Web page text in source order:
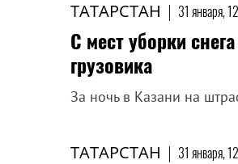
ТАТАРСТАН | 31 января,
С мест уборки
грузовика
За ночь в Казани на
ТАТАРСТАН | 31 января,